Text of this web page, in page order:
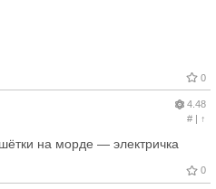
0
4.48
#| ↑
на морде — электричка
0